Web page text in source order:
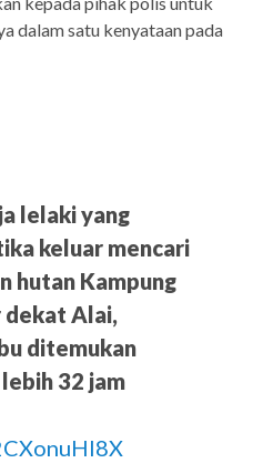
dalam satu kenyataan pada
lelaki yang
keluar mencari
hutan Kampung
dekat Alai,
ditemukan
32 jam